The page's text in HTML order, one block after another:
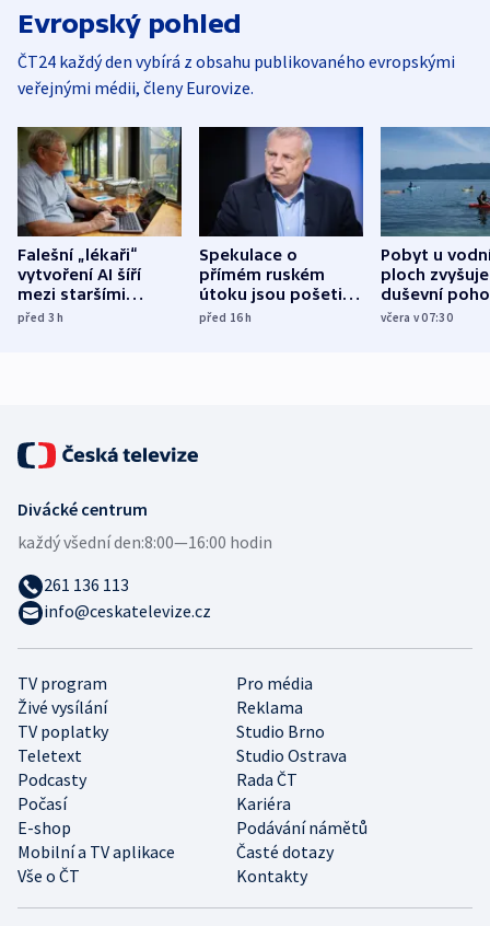
Evropský pohled
ČT24 každý den vybírá z obsahu publikovaného evropskými
veřejnými médii, členy Eurovize.
Falešní „lékaři“
vytvoření AI šíří
mezi staršími
Poláky nebezpečné
před 3h
Spekulace o
přímém ruském
útoku jsou pošetilé,
míní estonský
před 16h
Pobyt u
ploch zvyšuje
duševní
ukázala
včera v 07:30
TV program
Pro média
Živé vysílání
Reklama
TV poplatky
Studio Brno
Teletext
Studio Ostrava
Podcasty
Rada ČT
Počasí
Kariéra
E-shop
Podávání námětů
Mobilní a TV aplikace
Časté dotazy
Vše o ČT
Kontakty
Divácké centrum
každý všední den:8:00—16:00 hodin
261 136 113
info@ceskatelevize.cz